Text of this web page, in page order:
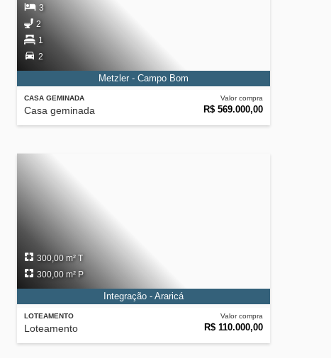
CASA GEMINADA
Casa geminada
Valor compra
R$ 569.000,00
3
2
1
2
Metzler - Campo Bom
LOTEAMENTO
Loteamento
Valor compra
R$ 110.000,00
300,00 m² T
300,00 m² P
Integração - Araricá